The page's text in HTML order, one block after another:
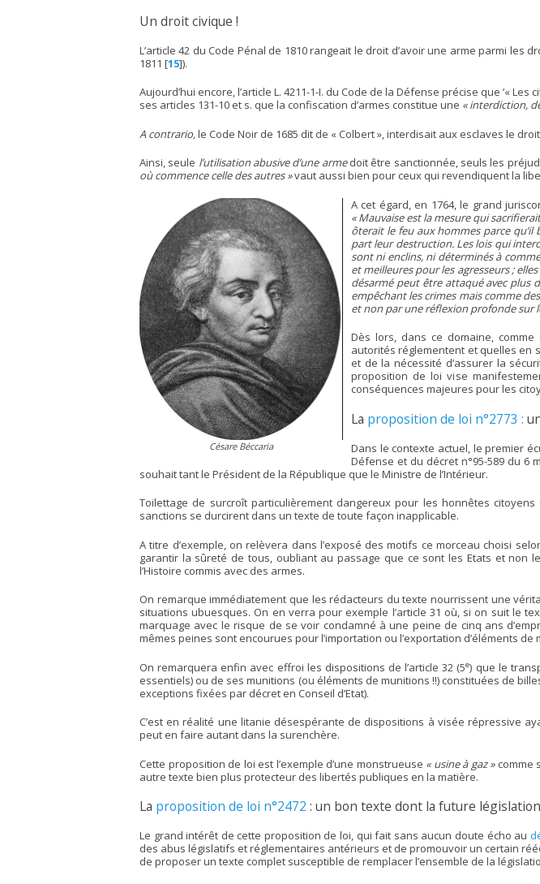
Un droit civique !
L’article 42 du Code Pénal de 1810 rangeait le droit d’avoir une arme parmi
1811 [15]).
Aujourd’hui encore, l’article L. 4211-1-I. du Code de la Défense précise que ‘«
ses articles 131-10 et s. que la confiscation d’armes constitue une « interdiction,
A contrario,le Code Noir de 1685 dit de « Colbert », interdisait aux esclaves le
Ainsi, seule l’utilisation abusive d’une armedoit être sanctionnée, seuls les
où commence celle des autres »vaut aussi bien pour ceux qui revendiquent la
Césare Béccaria
A cet égard, en 1764, le grand
« Mauvaise est la mesure qui
ôterait le feu aux hommes parce qu’il
part leur destruction. Les lois qui
sont ni enclins, ni déterminés à
et meilleures pour les agresseurs ;
désarmé peut être attaqué avec plus
empêchant les crimes mais comme
et non par une réflexion profonde sur
Dès lors, dans ce domaine,
autorités réglementent et quelles en
et de la nécessité d’assurer la
proposition de loi vise
conséquences majeures pour les
La proposition de loi n°2773 :
Dans le contexte actuel, le premier
Défense et du décret n°95-589 du 6
souhait tant le Président de la République que le Ministre de l’Intérieur.
Toilettage de surcroît particulièrement dangereux pour les honnêtes
sanctions se durcirent dans un texte de toute façon inapplicable.
A titre d’exemple, on relèvera dans l’exposé des motifs ce morceau choisi
garantir la sûreté de tous, oubliant au passage que ce sont les Etats et non
l’Histoire commis avec des armes.
On remarque immédiatement que les rédacteurs du texte nourrissent une
situations ubuesques. On en verra pour exemple l’article 31 où, si on suit le
marquage avec le risque de se voir condamné à une peine de cinq ans
mêmes peines sont encourues pour l’importation ou l’exportation d’éléments de
On remarquera enfin avec effroi les dispositions de l’article 32 (5e) que le
essentiels) ou de ses munitions (ou éléments de munitions !!) constituées de
exceptions fixées par décret en Conseil d’Etat).
C’est en réalité une litanie désespérante de dispositions à visée répressive
peut en faire autant dans la surenchère.
Cette proposition de loi est l’exemple d’une monstrueuse « usine à gaz »comme
autre texte bien plus protecteur des libertés publiques en la matière.
La proposition de loi n°2472 : un bon texte dont la future
Le grand intérêt de cette proposition de loi, qui fait sans aucun doute écho au
des abus législatifs et réglementaires antérieurs et de promouvoir un certain
de proposer un texte complet susceptible de remplacer l’ensemble de la